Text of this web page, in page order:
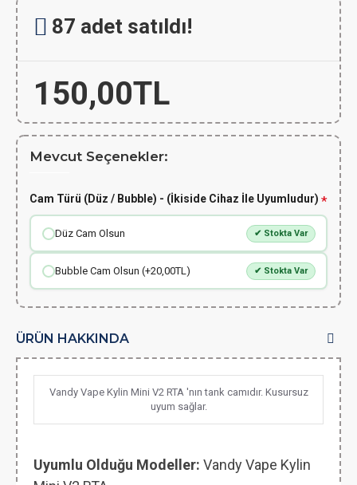
150,00TL
87 adet satıldı!
Mevcut Seçenekler:
Cam Türü (Düz / Bubble) - (İkiside Cihaz İle Uyumludur)
Düz Cam Olsun ✔ Stokta Var
Bubble Cam Olsun (+20,00TL) ✔ Stokta Var
ÜRÜN HAKKINDA
Vandy Vape Kylin Mini V2 RTA 'nın tank camıdır. Kusursuz
uyum sağlar.
Uyumlu Olduğu Modeller: Vandy Vape Kylin